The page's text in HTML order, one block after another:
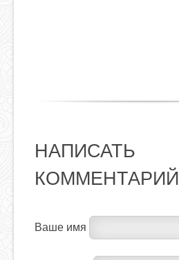
НАПИСАТЬ
КОММЕНТАРИЙ
Ваше имя